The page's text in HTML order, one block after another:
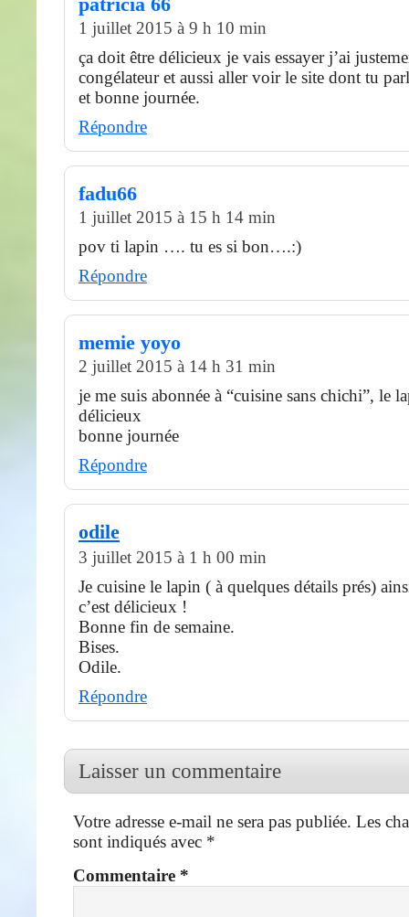
patricia 66
1 juillet 2015 à 9 h 10 min
ça doit être délicieux je vais essayer j’ai
congélateur et aussi aller voir le site dont tu
et bonne journée.
Répondre
fadu66
1 juillet 2015 à 15 h 14 min
pov ti lapin …. tu es si bon….:)
Répondre
memie yoyo
2 juillet 2015 à 14 h 31 min
je me suis abonnée à “cuisine sans chichi”, le
délicieux
bonne journée
Répondre
odile
3 juillet 2015 à 1 h 00 min
Je cuisine le lapin ( à quelques détails prés)
c’est délicieux !
Bonne fin de semaine.
Bises.
Odile.
Répondre
Laisser un commentaire
Votre adresse e-mail ne sera pas publiée. Les
sont indiqués avec *
Commentaire *